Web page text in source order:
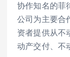
协作知名的菲
公司为主要合
资者提供从
动产交付、不